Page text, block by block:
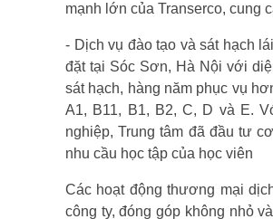
mạnh lớn của Transerco, cung
- Dịch vụ đào tạo và sát hạch
đặt tại Sóc Sơn, Hà Nội với
sát hạch, hàng năm phục vụ
A1, B11, B1, B2, C, D và E.
nghiệp, Trung tâm đã đầu tư
nhu cầu học tập của học viên
Các hoạt động thương mại
công ty, đóng góp không nhỏ